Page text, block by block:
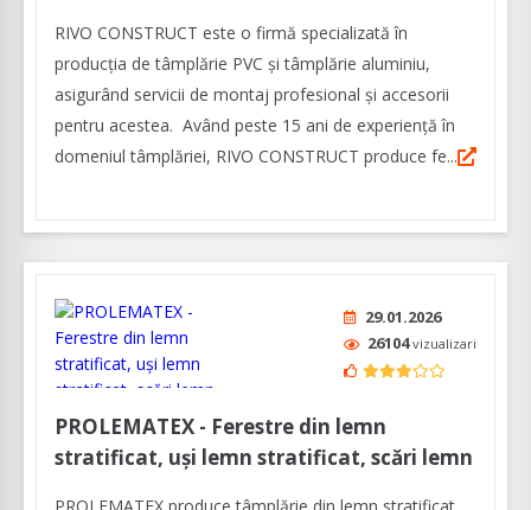
RIVO CONSTRUCT este o firmă specializată în
producția de tâmplărie PVC și tâmplărie aluminiu,
asigurând servicii de montaj profesional și accesorii
pentru acestea. Având peste 15 ani de experiență în
domeniul tâmplăriei, RIVO CONSTRUCT produce fe...
29.01.2026
26104vizualizari
PROLEMATEX - Ferestre din lemn
stratificat, uși lemn stratificat, scări lemn